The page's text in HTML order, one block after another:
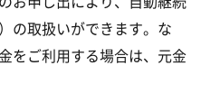
の取扱いができます。な
をご利用する場合は、元金